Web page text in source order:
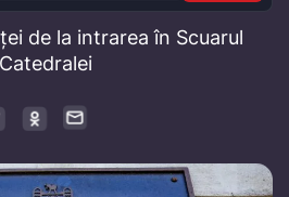
de la intrarea în Scuarul
Catedralei